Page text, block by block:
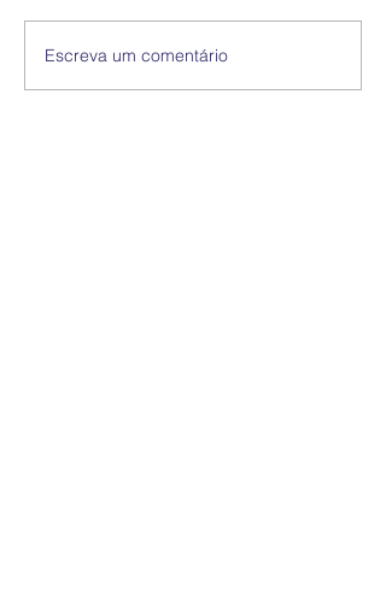
Escreva um comentário